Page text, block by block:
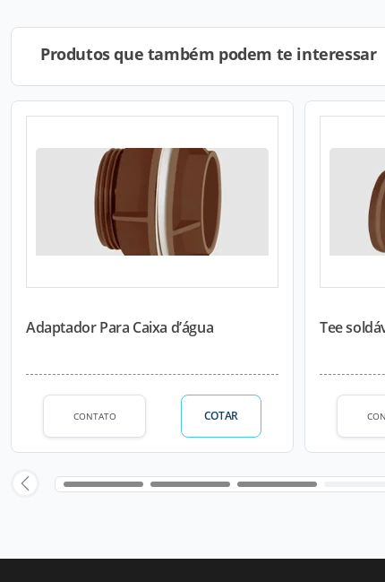
Produtos que também podem te interessar
Adaptador Para Caixa d’água
CONTATO COTAR
Tee